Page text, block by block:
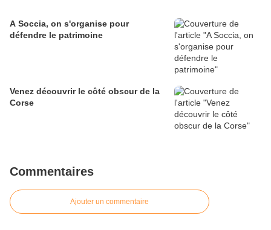
A Soccia, on s'organise pour
défendre le patrimoine
Venez découvrir le côté obscur de la
Corse
Commentaires
Ajouter un commentaire